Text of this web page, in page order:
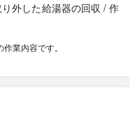
外した給湯器の回収 / 作
業内容です。